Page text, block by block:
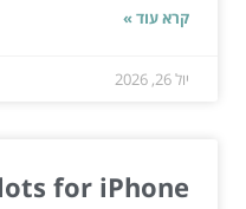
קרא עוד »
יול 26, 2026
for iPhone